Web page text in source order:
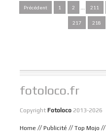
Précédent 1 2 ... 211
217 218
fotoloco.fr
Copyright Fotoloco 2013-2026
Home // Publicité // Top Mojo //